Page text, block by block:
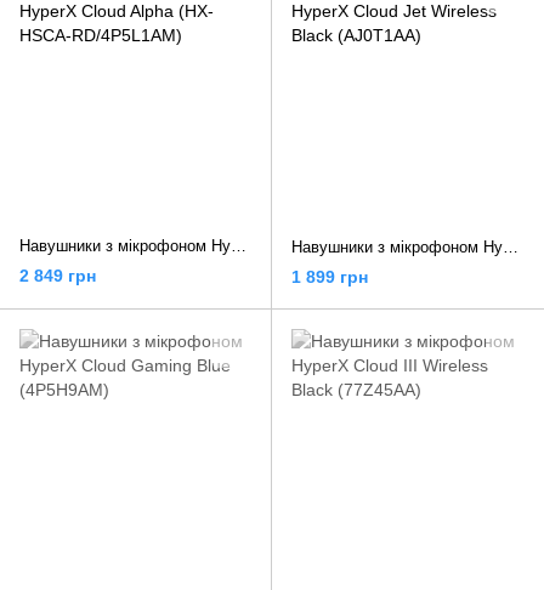
Навушники з мікрофоном HyperX Cloud Alpha (HX-HSCA-RD/4P5L1AM)
2 849 грн
Навушники з мікрофоном HyperX Cloud Jet Wireless Black (AJ0T1AA)
1 899 грн